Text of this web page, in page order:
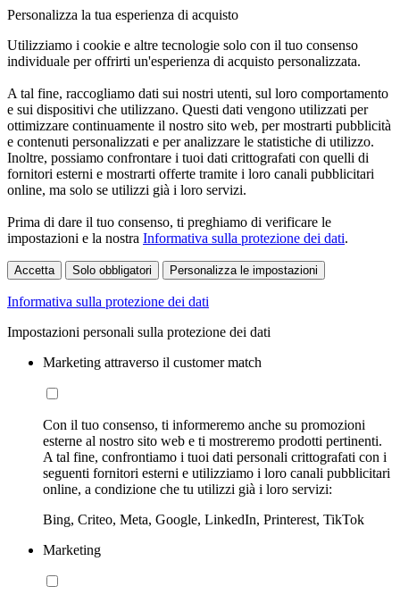
Personalizza la tua esperienza di acquisto
Utilizziamo i cookie e altre tecnologie solo con il tuo consenso
individuale per offrirti un'esperienza di acquisto personalizzata.
A tal fine, raccogliamo dati sui nostri utenti, sul loro comportamento
e sui dispositivi che utilizzano. Questi dati vengono utilizzati per
ottimizzare continuamente il nostro sito web, per mostrarti pubblicità
e contenuti personalizzati e per analizzare le statistiche di utilizzo.
Inoltre, possiamo confrontare i tuoi dati crittografati con quelli di
fornitori esterni e mostrarti offerte tramite i loro canali pubblicitari
online, ma solo se utilizzi già i loro servizi.
Prima di dare il tuo consenso, ti preghiamo di verificare le
impostazioni e la nostra Informativa sulla protezione dei dati.
Accetta Solo obbligatori Personalizza le impostazioni
Informativa sulla protezione dei dati
Impostazioni personali sulla protezione dei dati
Marketing attraverso il customer match
Con il tuo consenso, ti informeremo anche su promozioni
esterne al nostro sito web e ti mostreremo prodotti pertinenti.
A tal fine, confrontiamo i tuoi dati personali crittografati con i
seguenti fornitori esterni e utilizziamo i loro canali pubblicitari
online, a condizione che tu utilizzi già i loro servizi:
Bing, Criteo, Meta, Google, LinkedIn, Printerest, TikTok
Marketing